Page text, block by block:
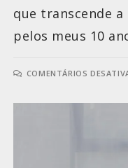
que transcende
pelos meus 10
COMENTÁRIOS